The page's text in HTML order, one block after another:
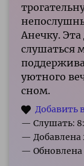
Анечку. Эта
слушаться
уютного
сном.
— Слушать: